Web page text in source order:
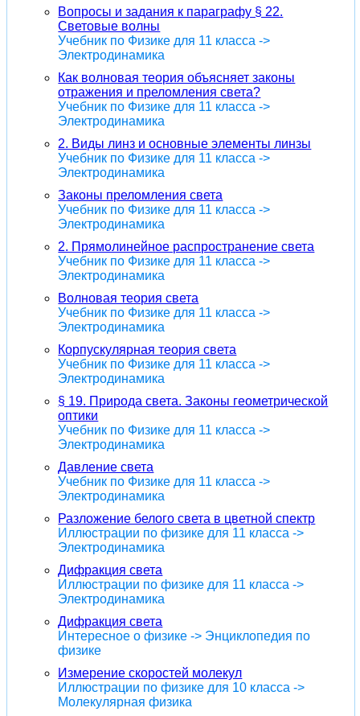
Вопросы и задания к параграфу § 22.
Световые волны
Учебник по Физике для 11 класса ->
Электродинамика
Как волновая теория объясняет законы
отражения и преломления света?
Учебник по Физике для 11 класса ->
Электродинамика
2. Виды линз и основные элементы линзы
Учебник по Физике для 11 класса ->
Электродинамика
Законы преломления света
Учебник по Физике для 11 класса ->
Электродинамика
2. Прямолинейное распространение света
Учебник по Физике для 11 класса ->
Электродинамика
Волновая теория света
Учебник по Физике для 11 класса ->
Электродинамика
Корпускулярная теория света
Учебник по Физике для 11 класса ->
Электродинамика
§ 19. Природа света. Законы геометрической
оптики
Учебник по Физике для 11 класса ->
Электродинамика
Давление света
Учебник по Физике для 11 класса ->
Электродинамика
Разложение белого света в цветной спектр
Иллюстрации по физике для 11 класса ->
Электродинамика
Дифракция света
Иллюстрации по физике для 11 класса ->
Электродинамика
Дифракция света
Интересное о физике -> Энциклопедия по
физике
Измерение скоростей молекул
Иллюстрации по физике для 10 класса ->
Молекулярная физика